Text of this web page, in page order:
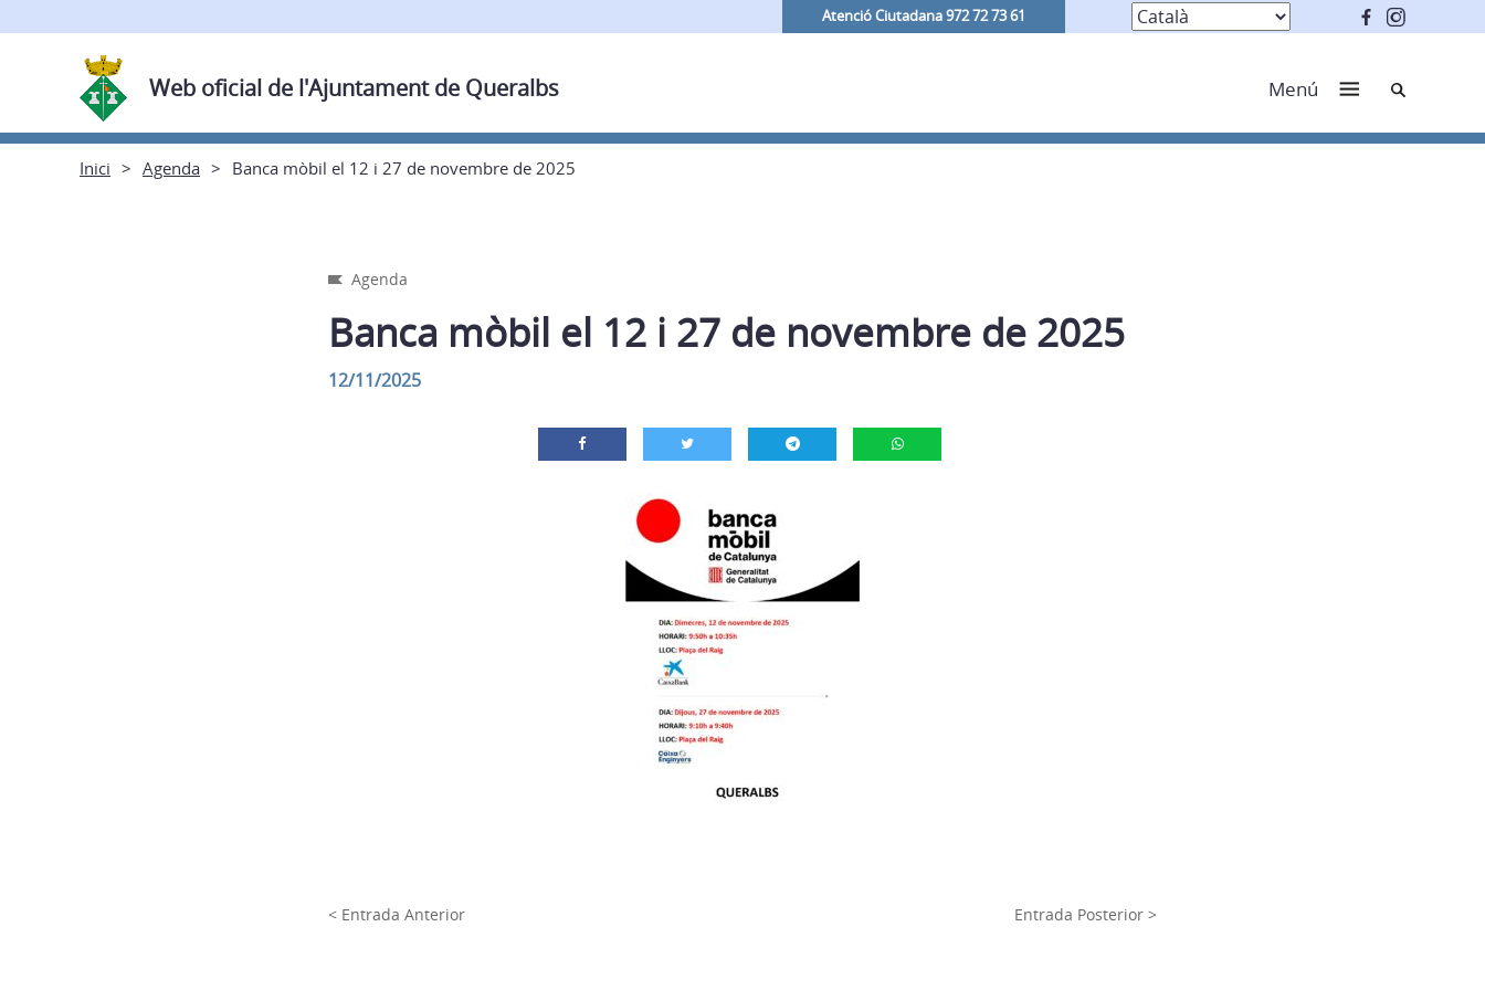
Atenció Ciutadana 972 72 73 61
Web oficial de l'Ajuntament de Queralbs Menú Cerca
Inici Agenda Banca mòbil el 12 i 27 de novembre de 2025
Agenda
Banca mòbil el 12 i 27 de novembre de 2025
12/11/2025
< Entrada Anterior Entrada Posterior >